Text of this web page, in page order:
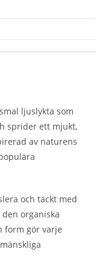
ljuslykta som
sprider ett mjukt,
av naturens
och täckt med
organiska
form gör varje